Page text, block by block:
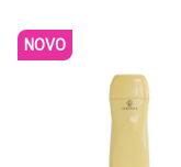
NOVO